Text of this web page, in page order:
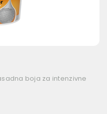
boja za intenzivne